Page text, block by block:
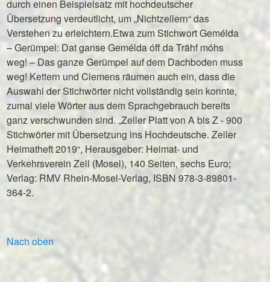
durch einen Beispielsatz mit hochdeutscher
Übersetzung verdeutlicht, um „Nichtzellern“ das
Verstehen zu erleichtern.Etwa zum Stichwort Gemélda
– Gerümpel: Dat ganse Gemélda óff da Trähf móhs
weg! – Das ganze Gerümpel auf dem Dachboden muss
weg! Kettern und Clemens räumen auch ein, dass die
Auswahl der Stichwörter nicht vollständig sein konnte,
zumal viele Wörter aus dem Sprachgebrauch bereits
ganz verschwunden sind. „Zeller Platt von A bis Z - 900
Stichwörter mit Übersetzung ins Hochdeutsche. Zeller
Heimatheft 2019“, Herausgeber: Heimat- und
Verkehrsverein Zell (Mosel), 140 Seiten, sechs Euro;
Verlag: RMV Rhein-Mosel-Verlag, ISBN 978-3-89801-
364-2.
Nach oben